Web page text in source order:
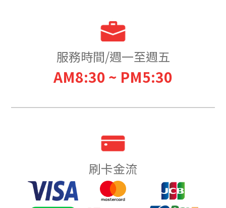
服務時間/週一至週五
AM8:30 ~ PM5:30
刷卡金流